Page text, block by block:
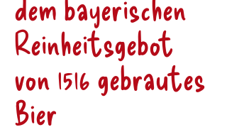
dem bayerischen
Reinheitsgebot
von 1516 gebrautes
Bier